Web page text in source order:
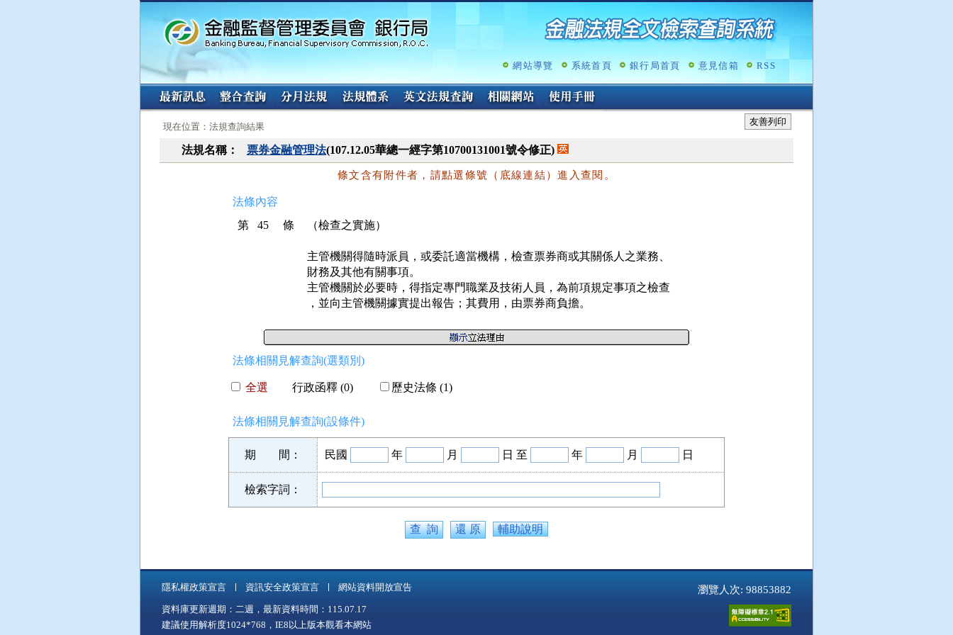
跳
容
網站導覽 系統首頁 銀行局首頁 意見信箱 RSS
:::
現在位置：法規查詢結果 友善列印
法規名稱： 票券金融管理法(107.12.05華總一經字第10700131001號令修正)
條文含有附件者，請點選條號（底線連結）進入查閱。
法條內容
第 45 條
（檢查之實施）
主管機關得隨時派員，或委託適當機構，檢查票券商或其關係人之業務、
財務及其他有關事項。
主管機關於必要時，得指定專門職業及技術人員，為前項規定事項之檢查
，並向主管機關據實提出報告；其費用，由票券商負擔。
法條相關見解查詢(選類別)
全選 行政函釋 (0) 歷史法條 (1)
法條相關見解查詢(設條件)
期 間： 民國 年 月 日 至 年 月 日
檢索字詞：
輔助說明
隱私權政策宣言 資訊安全政策宣言 網站資料開放宣告 瀏覽人次: 98853882
資料庫更新週期：二週，最新資料時間：115.07.17
建議使用解析度1024*768，IE8以上版本觀看本網站